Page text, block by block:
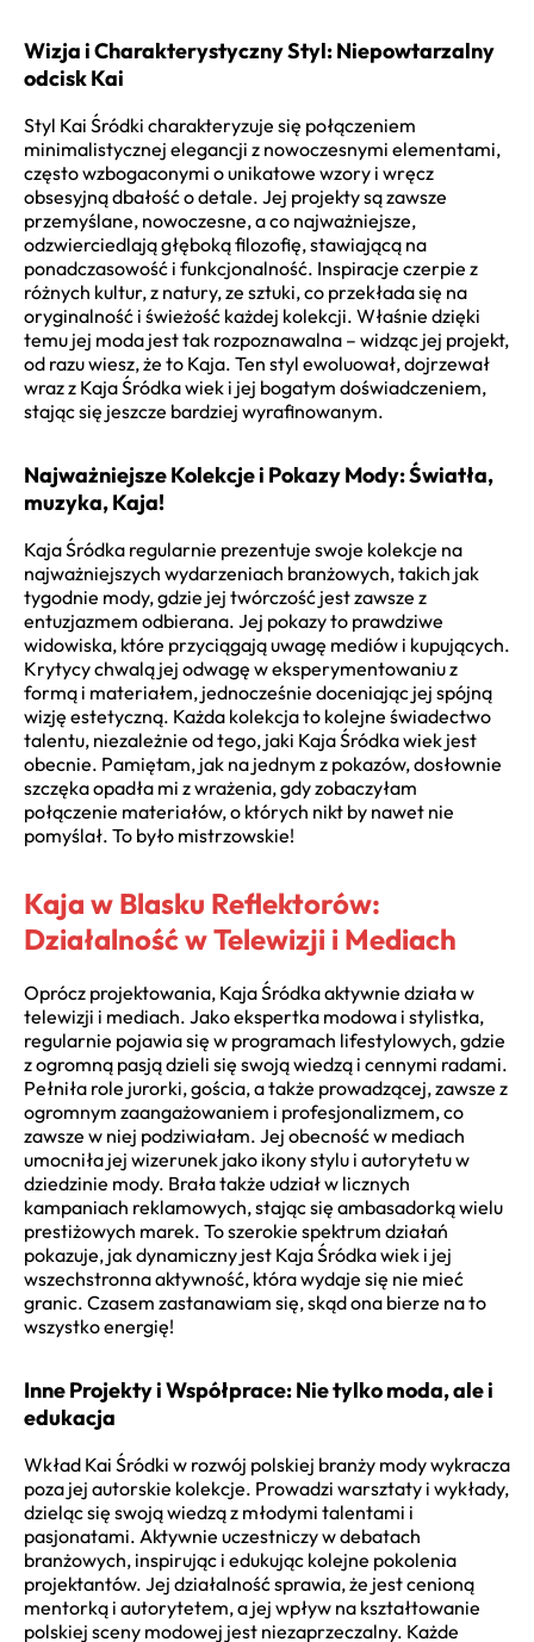
Wizja i Charakterystyczny Styl: Niepowtarzalny
odcisk Kai
Styl Kai Śródki charakteryzuje się połączeniem
minimalistycznej elegancji z nowoczesnymi elementami,
często wzbogaconymi o unikatowe wzory i wręcz
obsesyjną dbałość o detale. Jej projekty są zawsze
przemyślane, nowoczesne, a co najważniejsze,
odzwierciedlają głęboką filozofię, stawiającą na
ponadczasowość i funkcjonalność. Inspiracje czerpie z
różnych kultur, z natury, ze sztuki, co przekłada się na
oryginalność i świeżość każdej kolekcji. Właśnie dzięki
temu jej moda jest tak rozpoznawalna – widząc jej projekt,
od razu wiesz, że to Kaja. Ten styl ewoluował, dojrzewał
wraz z Kaja Śródka wiek i jej bogatym doświadczeniem,
stając się jeszcze bardziej wyrafinowanym.
Najważniejsze Kolekcje i Pokazy Mody: Światła,
muzyka, Kaja!
Kaja Śródka regularnie prezentuje swoje kolekcje na
najważniejszych wydarzeniach branżowych, takich jak
tygodnie mody, gdzie jej twórczość jest zawsze z
entuzjazmem odbierana. Jej pokazy to prawdziwe
widowiska, które przyciągają uwagę mediów i kupujących.
Krytycy chwalą jej odwagę w eksperymentowaniu z
formą i materiałem, jednocześnie doceniając jej spójną
wizję estetyczną. Każda kolekcja to kolejne świadectwo
talentu, niezależnie od tego, jaki Kaja Śródka wiek jest
obecnie. Pamiętam, jak na jednym z pokazów, dosłownie
szczęka opadła mi z wrażenia, gdy zobaczyłam
połączenie materiałów, o których nikt by nawet nie
pomyślał. To było mistrzowskie!
Kaja w Blasku Reflektorów:
Działalność w Telewizji i Mediach
Oprócz projektowania, Kaja Śródka aktywnie działa w
telewizji i mediach. Jako ekspertka modowa i stylistka,
regularnie pojawia się w programach lifestylowych, gdzie
z ogromną pasją dzieli się swoją wiedzą i cennymi radami.
Pełniła role jurorki, gościa, a także prowadzącej, zawsze z
ogromnym zaangażowaniem i profesjonalizmem, co
zawsze w niej podziwiałam. Jej obecność w mediach
umocniła jej wizerunek jako ikony stylu i autorytetu w
dziedzinie mody. Brała także udział w licznych
kampaniach reklamowych, stając się ambasadorką wielu
prestiżowych marek. To szerokie spektrum działań
pokazuje, jak dynamiczny jest Kaja Śródka wiek i jej
wszechstronna aktywność, która wydaje się nie mieć
granic. Czasem zastanawiam się, skąd ona bierze na to
wszystko energię!
Inne Projekty i Współprace: Nie tylko moda, ale i
edukacja
Wkład Kai Śródki w rozwój polskiej branży mody wykracza
poza jej autorskie kolekcje. Prowadzi warsztaty i wykłady,
dzieląc się swoją wiedzą z młodymi talentami i
pasjonatami. Aktywnie uczestniczy w debatach
branżowych, inspirując i edukując kolejne pokolenia
projektantów. Jej działalność sprawia, że jest cenioną
mentorką i autorytetem, a jej wpływ na kształtowanie
polskiej sceny modowej jest niezaprzeczalny. Każde